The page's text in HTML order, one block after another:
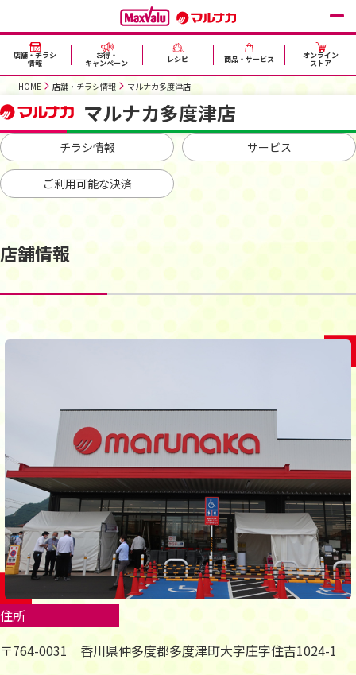
店舗・チラシ
情報
お得・
キャンペーン レシピ 商品・サービス オンライン
ストア
HOME 店舗・チラシ情報 マルナカ多度津店
マルナカ多度津店
チラシ情報 サービス
ご利用可能な決済
店舗情報
住所
〒764-0031 香川県仲多度郡多度津町大字庄字住吉1024-1